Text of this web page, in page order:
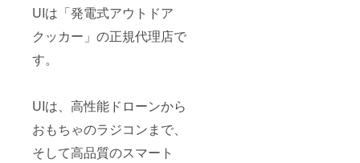
UIは「発電式アウトドア
クッカー」の正規代理店で
す。
UIは、高性能ドローンから
おもちゃのラジコンまで、
そして高品質のスマート